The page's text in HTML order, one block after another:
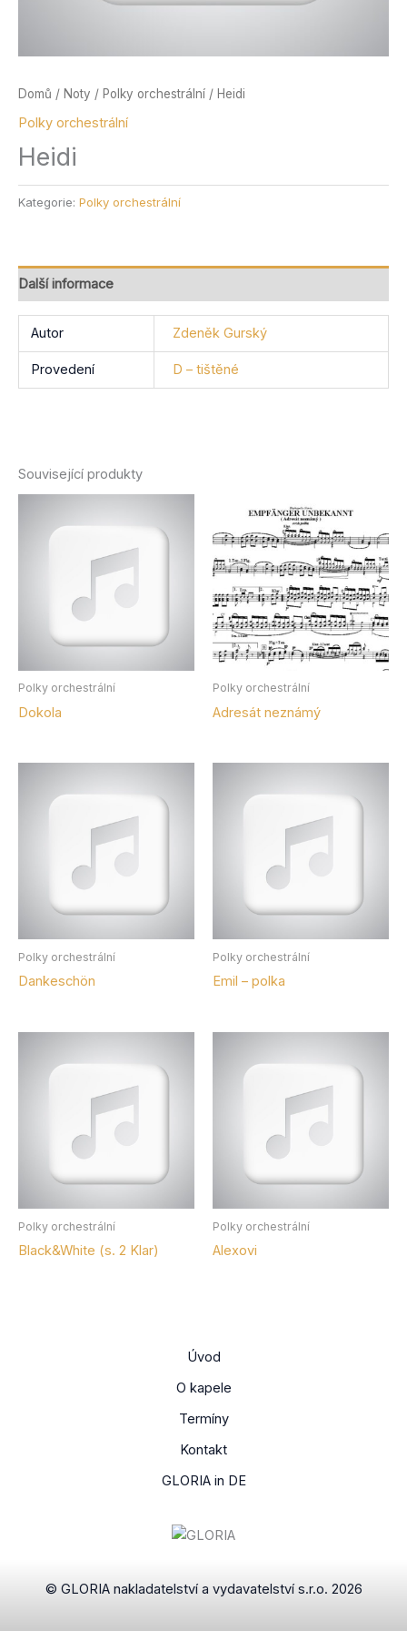
Domů / Noty / Polky orchestrální / Heidi
Polky orchestrální
Heidi
Kategorie: Polky orchestrální
Další informace
Autor Zdeněk Gurský
Provedení D – tištěné
Související produkty
Polky orchestrální
Dokola
Polky orchestrální
Adresát neznámý
Polky orchestrální
Dankeschön
Polky orchestrální
Emil – polka
Polky orchestrální
Black&White (s. 2 Klar)
Polky orchestrální
Alexovi
Úvod
O kapele
Termíny
Kontakt
GLORIA in DE
© GLORIA nakladatelství a vydavatelství s.r.o. 2026